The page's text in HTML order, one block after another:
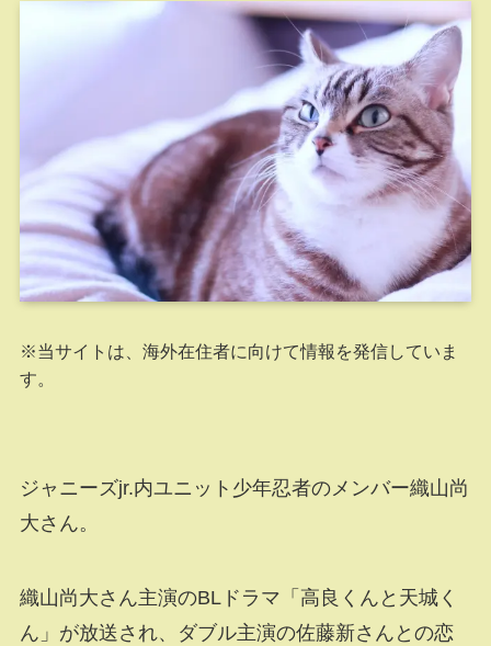
※当サイトは、海外在住者に向けて情報を発信していま
す。
ジャニーズjr.内ユニット少年忍者のメンバー織山尚
大さん。
織山尚大さん主演のBLドラマ「高良くんと天城く
ん」が放送され、ダブル主演の佐藤新さんとの恋